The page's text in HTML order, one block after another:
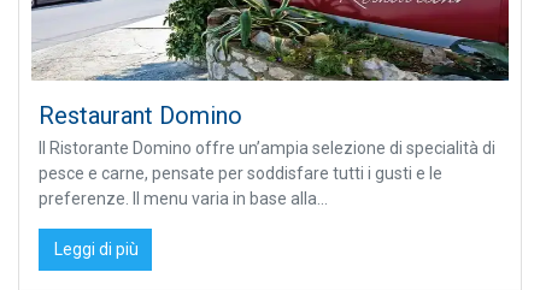
Restaurant Domino
Il Ristorante Domino offre un’ampia selezione di specialità di
pesce e carne, pensate per soddisfare tutti i gusti e le
preferenze. Il menu varia in base alla...
Leggi di più